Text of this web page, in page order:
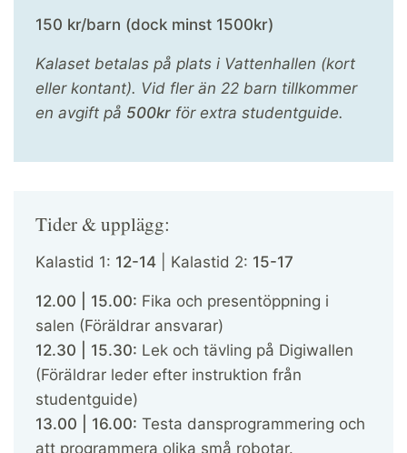
150 kr/barn (dock minst 1500kr)
Kalaset betalas på plats i Vattenhallen (kort
eller kontant). Vid fler än 22 barn tillkommer
en avgift på 500kr för extra studentguide.
​​​​​​​Tider & upplägg:
Kalastid 1: 12-14 | Kalastid 2: 15-17
12.00 | 15.00: Fika och presentöppning i
salen (Föräldrar ansvarar)
12.30 | 15.30: Lek och tävling på Digiwallen
(Föräldrar leder efter instruktion från
studentguide)
13.00 | 16.00: Testa dansprogrammering och
att programmera olika små robotar.